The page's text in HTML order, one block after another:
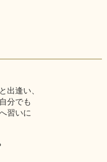
出逢い、
分でも
習いに